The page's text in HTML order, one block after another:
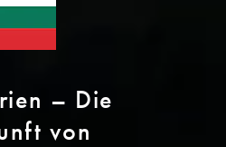
– Die
von